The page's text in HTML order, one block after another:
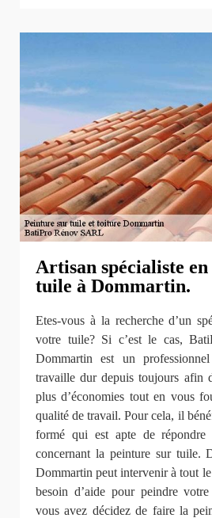
Artisan spécialiste
tuile à Dommartin.
Etes-vous à la recherche d’un
votre tuile? Si c’est le cas,
Dommartin est un
travaille dur depuis toujours afin
plus d’économies tout en vous
qualité de travail. Pour cela, il
formé qui est apte de répondre
concernant la peinture sur tuile.
Dommartin peut intervenir à tout
besoin d’aide pour peindre
vous avez décidez de faire la